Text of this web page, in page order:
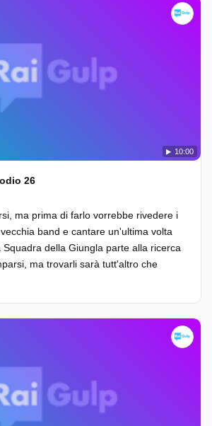
10:00
26
ma prima di farlo vorrebbe rivedere i
band e cantare un'ultima volta
Squadra della Giungla parte alla ricerca
ma trovarli sarà tutt'altro che